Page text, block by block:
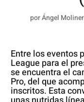
porÁngel
Entre los eventos
League para el
se encuentra el
Pro, del que
inscritos. Esta